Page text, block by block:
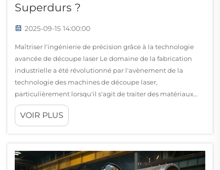
Superdurs ?
2025-09-15 14:00:00
Maîtriser l'ingénierie de précision grâce à la technologie
avancée de découpe laser Le domaine de la fabrication
industrielle a été révolutionné par l'avènement de la
technologie des machines de découpe laser,
particulièrement lorsqu'il s'agit de traiter des matériaux
superdurs. T...
VOIR PLUS